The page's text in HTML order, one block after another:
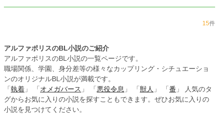
15件
アルファポリスのBL小説のご紹介
アルファポリスのBL小説の一覧ページです。
職場関係、学園、身分差等の様々なカップリング・シチュエーショ
ンのオリジナルBL小説が満載です。
「 執着 」 「 オメガバース 」 「 悪役令息 」 「 獣人 」 「 番 」 人気のタ
グからお気に入りの小説を探すこともできます。ぜひお気に入りの
小説を見つけてください。